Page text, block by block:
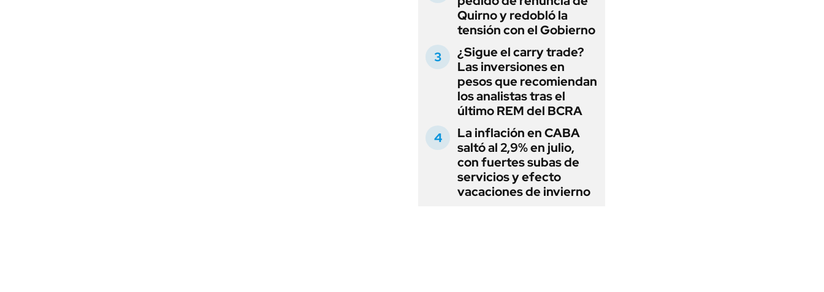
Quirno y redobló la
tensión con el Gobierno
¿Sigue el carry trade?
Las inversiones en
pesos que recomiendan
los analistas tras el
último REM del BCRA
La inflación en CABA
saltó al 2,9% en julio,
con fuertes subas de
servicios y efecto
vacaciones de invierno